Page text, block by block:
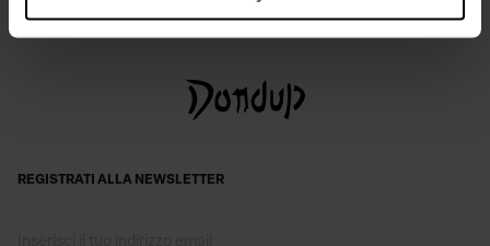
REGISTRATI ALLA NEWSLETTER